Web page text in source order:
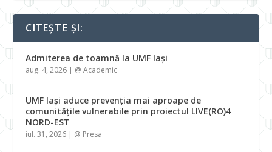
CITEȘTE ȘI:
Admiterea de toamnă la UMF Iași
aug. 4, 2026 | @ Academic
UMF Iași aduce prevenția mai aproape de
comunitățile vulnerabile prin proiectul LIVE(RO)4
NORD-EST
iul. 31, 2026 | @ Presa